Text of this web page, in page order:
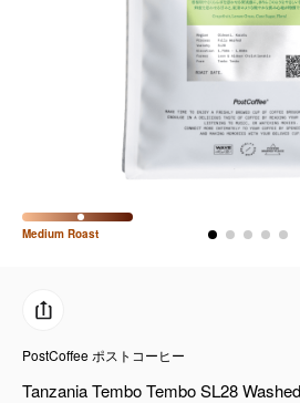
ミルク・フード類
CFFBNS
ギフトセット
リキッド
Medium Roast
PostCoffee ポストコーヒー
Tanzania Tembo Tembo SL28 Washed